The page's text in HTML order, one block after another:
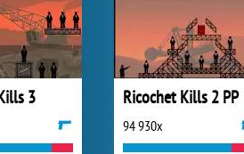
3 Ricochet Kills 2 PP
94 930x